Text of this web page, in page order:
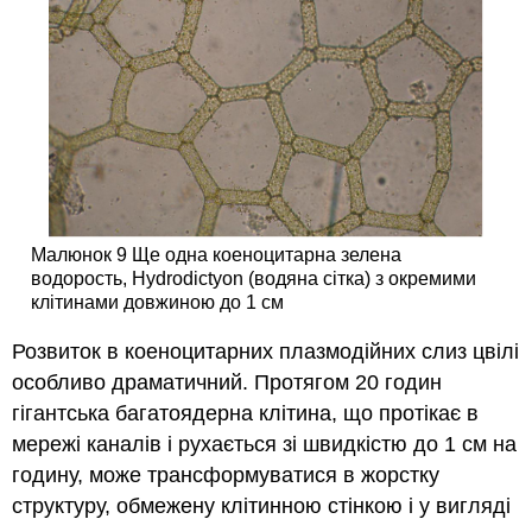
Малюнок 9 Ще одна коеноцитарна зелена
водорость, Hydrodictyon (водяна сітка) з окремими
клітинами довжиною до 1 см
Розвиток в коеноцитарних плазмодійних слиз цвілі
особливо драматичний. Протягом 20 годин
гігантська багатоядерна клітина, що протікає в
мережі каналів і рухається зі швидкістю до 1 см на
годину, може трансформуватися в жорстку
структуру, обмежену клітинною стінкою і у вигляді